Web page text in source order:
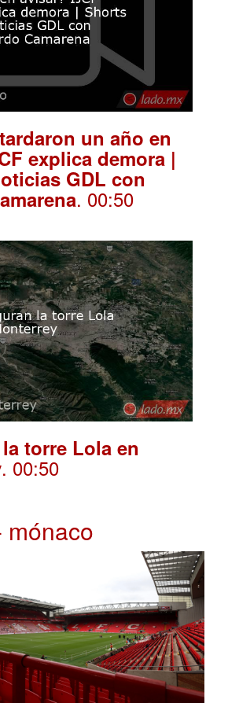
un año en
explica demora |
GDL con
. 00:50
torre Lola en
. 00:50
mónaco